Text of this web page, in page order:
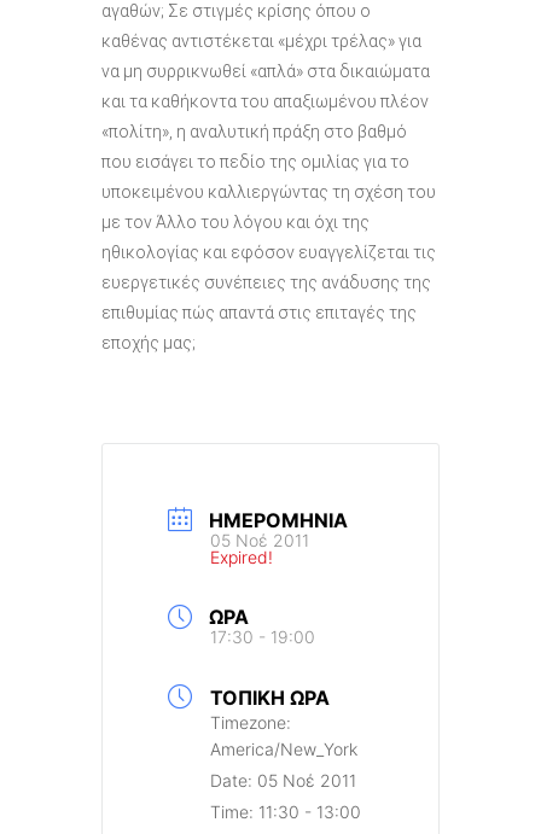
αγαθών; Σε στιγμές κρίσης όπου ο
καθένας αντιστέκεται «μέχρι τρέλας» για
να μη συρρικνωθεί «απλά» στα δικαιώματα
και τα καθήκοντα του απαξιωμένου πλέον
«πολίτη», η αναλυτική πράξη στο βαθμό
που εισάγει το πεδίο της ομιλίας για το
υποκειμένου καλλιεργώντας τη σχέση του
με τον Άλλο του λόγου και όχι της
ηθικολογίας και εφόσον ευαγγελίζεται τις
ευεργετικές συνέπειες της ανάδυσης της
επιθυμίας πώς απαντά στις επιταγές της
εποχής μας;
ΗΜΕΡΟΜΗΝΊΑ
05 Νοέ 2011
Expired!
ΏΡΑ
17:30 - 19:00
ΤΟΠΙΚΉ ΏΡΑ
Timezone:
America/New_York
Date: 05 Νοέ 2011
Time: 11:30 - 13:00